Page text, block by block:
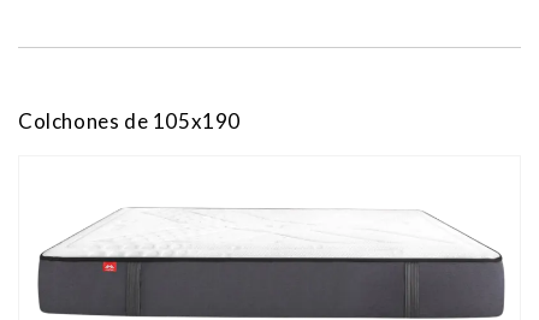
Colchones de 105x190